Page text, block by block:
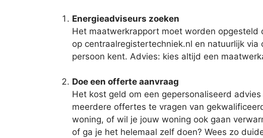
Energieadviseurs zoeken
Het maatwerkrapport moet worden
op centraalregistertechniek.nl en natuurlijk
persoon kent. Advies: kies altijd een
Doe een offerte aanvraag
Het kost geld om een gepersonaliseerd
meerdere offertes te vragen van
woning, of wil je jouw woning ook gaan
of ga je het helemaal zelf doen? Wees zo